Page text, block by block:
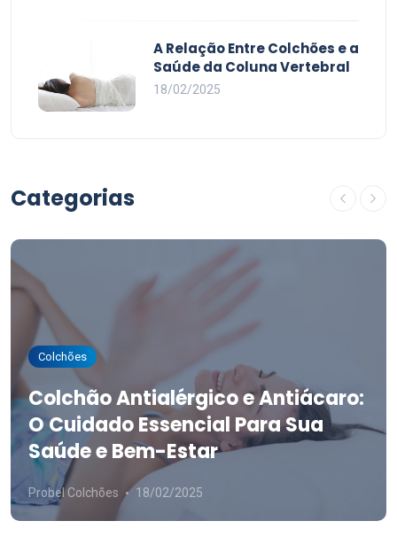
A Relação Entre Colchões e a
Saúde da Coluna Vertebral
18/02/2025
Categorias
Colchões
Colchão Antialérgico e Antiácaro:
O Cuidado Essencial Para Sua
Saúde e Bem-Estar
Probel Colchões 18/02/2025